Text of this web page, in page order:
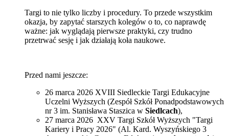
Targi to nie tylko liczby i procedury. To przede wszystkim
okazja, by zapytać starszych kolegów o to, co naprawdę
ważne: jak wyglądają pierwsze praktyki, czy trudno
przetrwać sesję i jak działają koła naukowe.
Przed nami jeszcze:
26 marca 2026 XVIII Siedleckie Targi Edukacyjne
Uczelni Wyższych (Zespół Szkół Ponadpodstawowych
nr 3 im. Stanisława Staszica w Siedlcach),
27 marca 2026 XXV Targi Szkół Wyższych "Targi
Kariery i Pracy 2026" (Al. Kard. Wyszyńskiego 3